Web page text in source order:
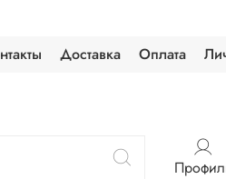
Доставка Оплата